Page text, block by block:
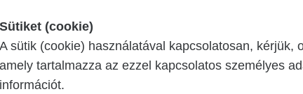
Sütiket (cookie)
A sütik (cookie) használatával kapcsolatosan, kérjük,
amely tartalmazza az ezzel kapcsolatos személyes
információt.